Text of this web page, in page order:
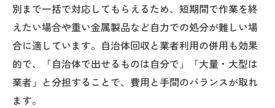
別まで一括で対応してもらえるため、短期間で作業を終
えたい場合や重い金属製品など自力での処分が難しい場
合に適しています。自治体回収と業者利用の併用も効果
的で、「自治体で出せるものは自分で」「大量・大型は
業者」と分担することで、費用と手間のバランスが取れ
ます。